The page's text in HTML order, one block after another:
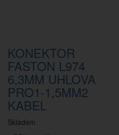
KONEKTOR
FASTON L974
6,3MM UHLOVA
PRO1-1,5MM2
KABEL
Skladem